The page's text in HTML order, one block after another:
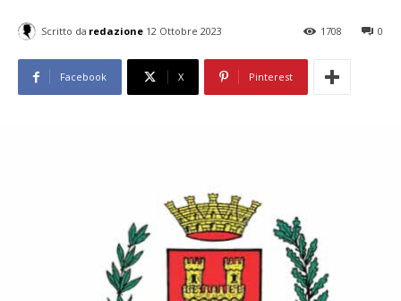
Scritto da redazione 12 Ottobre 2023 0
1708
Facebook X Pinterest